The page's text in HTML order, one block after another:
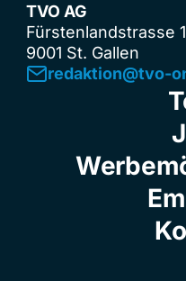
TVO AG
Fürstenlandstrasse
9001 St. Gallen
redaktion@tvo-